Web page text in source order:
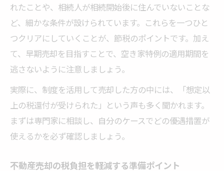
れたことや、相続人が相続開始後に住んでいないことな
ど、細かな条件が設けられています。これらを一つひと
つクリアにしていくことが、節税のポイントです。加え
て、早期売却を目指すことで、空き家特例の適用期間を
逃さないように注意しましょう。
実際に、制度を活用して売却した方の中には、「想定以
上の税還付が受けられた」という声も多く聞かれます。
まずは専門家に相談し、自分のケースでどの優遇措置が
使えるかを必ず確認しましょう。
不動産売却の税負担を軽減する準備ポイント